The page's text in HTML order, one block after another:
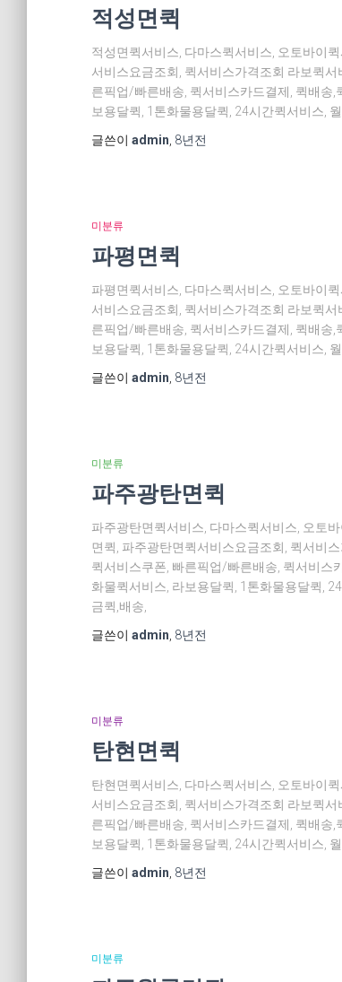
적성면퀵
적성면퀵서비스, 다마스퀵서비스, 오토바이
서비스요금조회, 퀵서비스가격조회 라보퀵
른픽업/빠른배송, 퀵서비스카드결제, 퀵배송
보용달퀵, 1톤화물용달퀵, 24시간퀵서비스,
글쓴이 admin 8년전
미분류
파평면퀵
파평면퀵서비스, 다마스퀵서비스, 오토바이
서비스요금조회, 퀵서비스가격조회 라보퀵
른픽업/빠른배송, 퀵서비스카드결제, 퀵배송
보용달퀵, 1톤화물용달퀵, 24시간퀵서비스,
글쓴이 admin 8년전
미분류
파주광탄면퀵
파주광탄면퀵서비스, 다마스퀵서비스, 오토
면퀵, 파주광탄면퀵서비스요금조회, 퀵서비
퀵서비스쿠폰, 빠른픽업/빠른배송, 퀵서비스
화물퀵서비스, 라보용달퀵, 1톤화물용달퀵,
금퀵,배송,
글쓴이 admin 8년전
미분류
탄현면퀵
탄현면퀵서비스, 다마스퀵서비스, 오토바이
서비스요금조회, 퀵서비스가격조회 라보퀵
른픽업/빠른배송, 퀵서비스카드결제, 퀵배송
보용달퀵, 1톤화물용달퀵, 24시간퀵서비스,
글쓴이 admin 8년전
미분류